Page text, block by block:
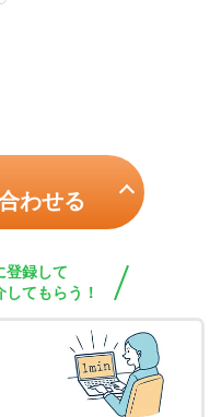
わせる
登録して
てもらう！